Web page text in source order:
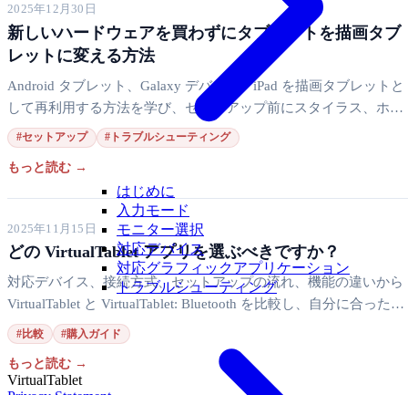
はじめに
入力モード
モニター選択
対応デバイス
対応グラフィックアプリケーション
トラブルシューティング
2025年12月30日
新しいハードウェアを買わずにタブレットを描画タブ
レットに変える方法
Android タブレット、Galaxy デバイス、iPad を描画タブレットと
して再利用する方法を学び、セットアップ前にスタイラス、ホス
ト OS、接続要件を確認しましょう。
#セットアップ #トラブルシューティング
もっと読む →
2025年11月15日
どの VirtualTablet アプリを選ぶべきですか？
対応デバイス、接続方式、セットアップの流れ、機能の違いから
VirtualTablet と VirtualTablet: Bluetooth を比較し、自分に合った描
画タブレットアプリをすばやく選べます。
#比較 #購入ガイド
もっと読む →
VirtualTablet